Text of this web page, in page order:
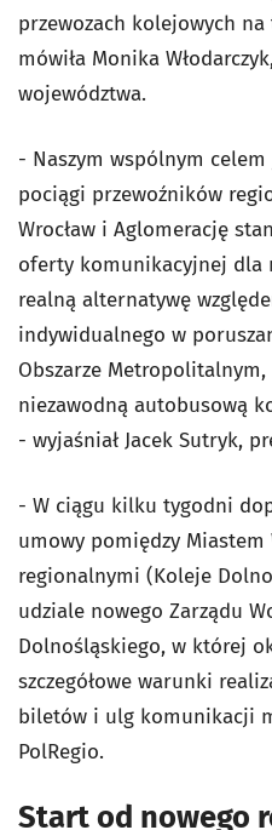
przewozach kolejowych na
mówiła Monika
województwa.
- Naszym wspólnym celem
pociągi przewoźników
Wrocław i Aglomerację
oferty komunikacyjnej dla
realną alternatywę
indywidualnego w
Obszarze
niezawodną autobusową
- wyjaśniał Jacek Sutryk,
- W ciągu kilku tygodni
umowy pomiędzy Miastem
regionalnymi (Koleje
udziale nowego Zarządu
Dolnośląskiego, w której
szczegółowe warunki
biletów i ulg komunikacji
PolRegio.
Start od nowego